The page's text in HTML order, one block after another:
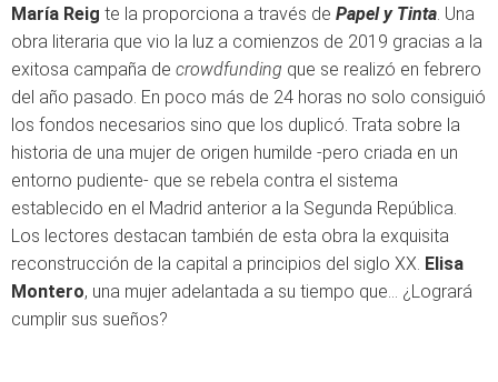
María Reig te la proporciona a través de Papel y Tinta. Una
obra literaria que vio la luz a comienzos de 2019 gracias a la
exitosa campaña de crowdfunding que se realizó en febrero
del año pasado. En poco más de 24 horas no solo consiguió
los fondos necesarios sino que los duplicó. Trata sobre la
historia de una mujer de origen humilde -pero criada en un
entorno pudiente- que se rebela contra el sistema
establecido en el Madrid anterior a la Segunda República.
Los lectores destacan también de esta obra la exquisita
reconstrucción de la capital a principios del siglo XX. Elisa
Montero, una mujer adelantada a su tiempo que... ¿Logrará
cumplir sus sueños?